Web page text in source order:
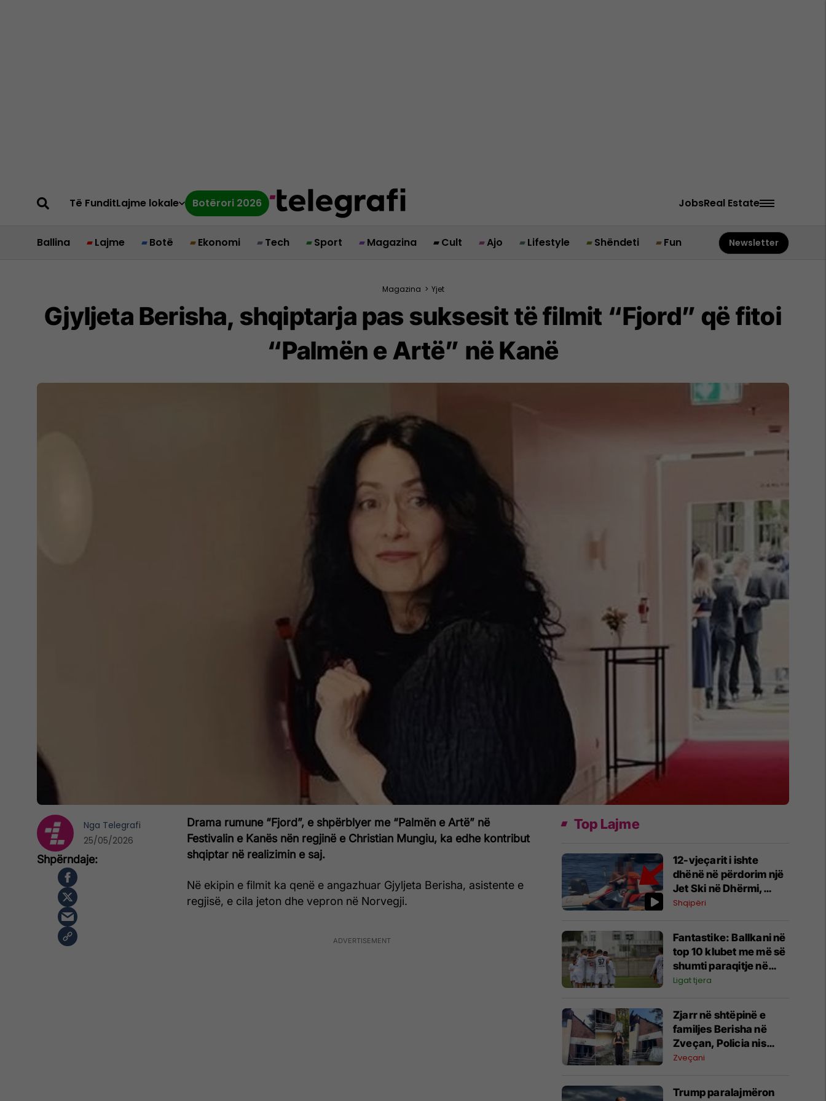
Të FunditLajme lokale Botërori 2026 JobsReal Estate
Ballina Lajme Botë Ekonomi Tech Sport Magazina Cult Ajo Lifestyle Shëndeti Fun Newsletter
Magazina > Yjet
Gjyljeta Berisha, shqiptarja pas suksesit të filmit “Fjord” që fitoi
“Palmën e Artë” në Kanë
Drama rumune “Fjord”, e shpërblyer me “Palmën e Artë” në
Festivalin e Kanës nën regjinë e Christian Mungiu, ka edhe kontribut
shqiptar në realizimin e saj.
Në ekipin e filmit ka qenë e angazhuar Gjyljeta Berisha, asistente e
regjisë, e cila jeton dhe vepron në Norvegji.
Nga Telegrafi
25/05/2026
Top Lajme
12-vjeçarit i ishte
dhënë në përdorim një
Jet Ski në Dhërmi,
reagon ministri
Shqipëri
Fantastike: Ballkani në
top 10 klubet me më së
shumti paraqitje në
historinë e Ligës së
Ligat tjera
Zjarr në shtëpinë e
familjes Berisha në
Zveçan, Policia nis
hetimet për zjarrvënie
Zveçani
Trump paralajmëron